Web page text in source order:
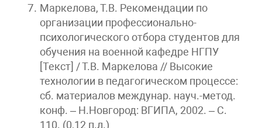
Маркелова, Т.В. Рекомендации по
организации профессионально-
психологического отбора студентов для
обучения на военной кафедре НГПУ
[Текст] / Т.В. Маркелова // Высокие
технологии в педагогическом процессе:
сб. материалов междунар. науч.-метод.
конф. – Н.Новгород: ВГИПА, 2002. – С.
110. (0,12 п.л.)